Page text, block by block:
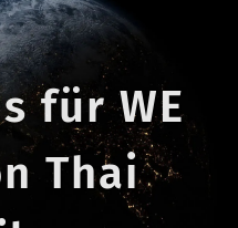
für WE
Thai